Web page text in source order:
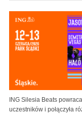
ING Silesia Beats
uczestników i połączyła